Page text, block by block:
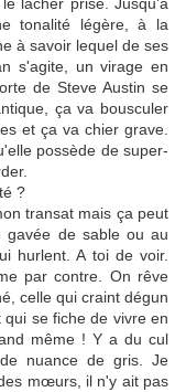
tonalité légère, à la
à savoir lequel de ses
s'agite, un virage en
de Steve Austin se
ça va bousculer
et ça va chier grave.
possède de super-
?
transat mais ça peut
gavée de sable ou au
hurlent. A toi de voir.
par contre. On rêve
celle qui craint dégun
se fiche de vivre en
même ! Y a du cul
nuance de gris. Je
mœurs, il n'y ait pas